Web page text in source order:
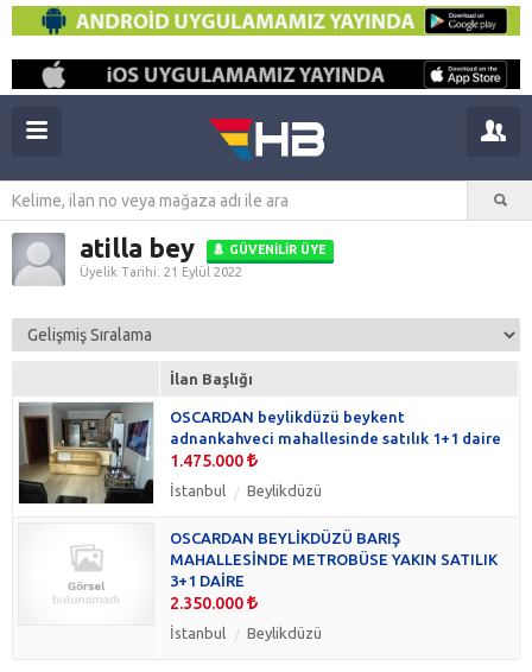
atilla bey
GÜVENILIR ÜYE
Üyelik Tarihi: 21 Eylül 2022
İlan Başlığı
OSCARDAN beylikdüzü beykent
adnankahveci mahallesinde satılık 1+1 daire
1.475.000
İstanbul Beylikdüzü
OSCARDAN BEYLİKDÜZÜ BARIŞ
MAHALLESİNDE METROBÜSE YAKIN SATILIK
3+1 DAİRE
2.350.000
İstanbul Beylikdüzü